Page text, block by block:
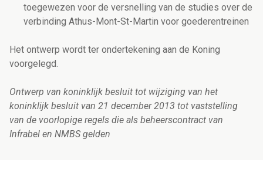
toegewezen voor de versnelling van de studies over de
verbinding Athus-Mont-St-Martin voor goederentreinen
Het ontwerp wordt ter ondertekening aan de Koning
voorgelegd.
Ontwerp van koninklijk besluit tot wijziging van het
koninklijk besluit van 21 december 2013 tot vaststelling
van de voorlopige regels die als beheerscontract van
Infrabel en NMBS gelden